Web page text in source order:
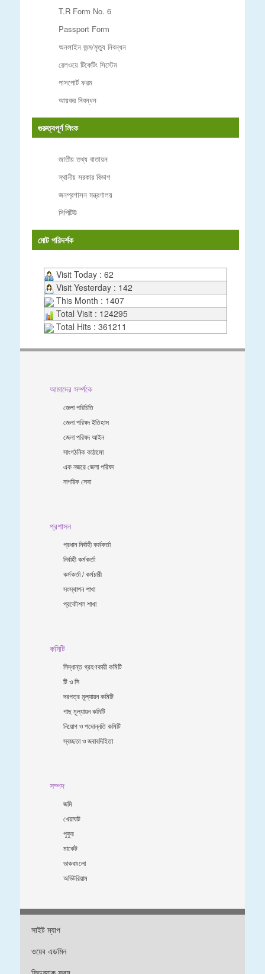
T.R Form No. 6
Passport Form
অনলাইন জন্ম/মৃত্যু নিবন্ধন
রেলওয়ে টিকেটিং সিস্টেম
পাসপোর্ট ফরম
আয়কর নিবন্ধন
গুরুত্বপূর্ণ লিংক
জাতীয় তথ্য বাতায়ন
স্থানীয় সরকার বিভাগ
জনপ্রশাসন মন্ত্রণালয়
সিপিটিউ
মোট পরিদর্শক
Visit Today : 62
Visit Yesterday : 142
This Month : 1407
Total Visit : 124295
Total Hits : 361211
আমাদের সর্ম্পকে
জেলা পরিচিতি
জেলা পরিষদ ইতিহাস
জেলা পরিষদ আইন
সাংগঠনিক কাঠামো
এক নজরে জেলা পরিষদ
নাগরিক সেবা
প্রশাসন
প্রধান নির্বাহী কর্মকর্তা
নির্বাহী কর্মকর্তা
কর্মকর্তা / কর্মচারী
সংস্থাপন শাখা
প্রকৌশল শাখা
কমিটি
সিদ্ধান্ত গ্রহণকারী কমিটি
টি ও সি
দরপত্র মূল্যায়ন কমিটি
গাছ মূল্যায়ন কমিটি
নিয়োগ ও পদোন্নতি কমিটি
স্বচ্ছতা ও জবাবদিহিতা
সম্পদ
জমি
খেয়াঘাট
পুকুর
মার্কেট
ডাকবাংলো
অডিটরিয়াম
সাইট ম্যাপ
ওয়েব এডমিন